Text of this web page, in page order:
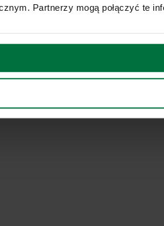
Partnerzy mogą połączyć te